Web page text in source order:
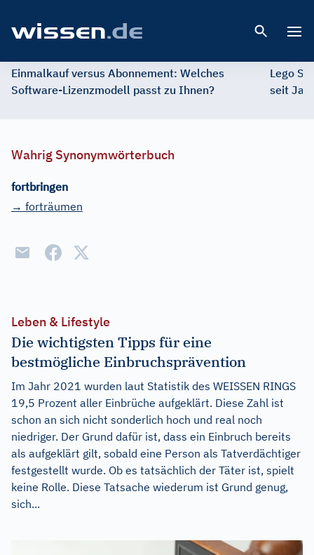
Einmalkauf versus Abonnement: Welches
Software-Lizenzmodell passt zu Ihnen?
Lego
seit
Wahrig Synonymwörterbuch
fortbringen
→ forträumen
Leben & Lifestyle
Die wichtigsten Tipps für eine
bestmögliche Einbruchsprävention
Im Jahr 2021 wurden laut Statistik des WEISSEN RINGS
19,5 Prozent aller Einbrüche aufgeklärt. Diese Zahl ist
schon an sich nicht sonderlich hoch und real noch
niedriger. Der Grund dafür ist, dass ein Einbruch bereits
als aufgeklärt gilt, sobald eine Person als Tatverdächtiger
festgestellt wurde. Ob es tatsächlich der Täter ist, spielt
keine Rolle. Diese Tatsache wiederum ist Grund genug,
sich...